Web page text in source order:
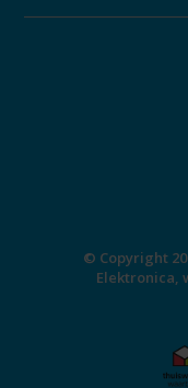
© Copyright
Elektronica,